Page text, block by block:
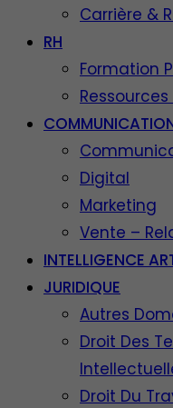
Carrière &
RH
Formation
Digital
Marketing
Vente –
INTELLIGENCE
JURIDIQUE
Autres
Droit Des
Droit Du